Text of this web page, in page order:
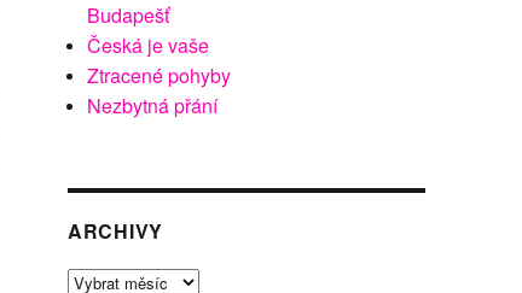
Budapešť
Česká je vaše
Ztracené pohyby
Nezbytná přání
ARCHIVY
Archivy